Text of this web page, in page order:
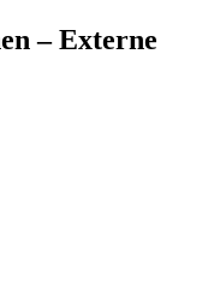
– Externe